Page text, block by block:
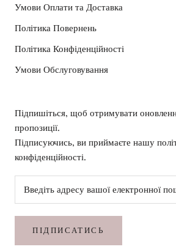
Умови Оплати та Доставка
Політика Повернень
Політика Конфіденційності
Умови Обслуговування
Підпишіться, щоб отримувати
пропозиції.
Підписуючись, ви приймаєте нашу
конфіденційності.
ПІДПИСАТИСЬ